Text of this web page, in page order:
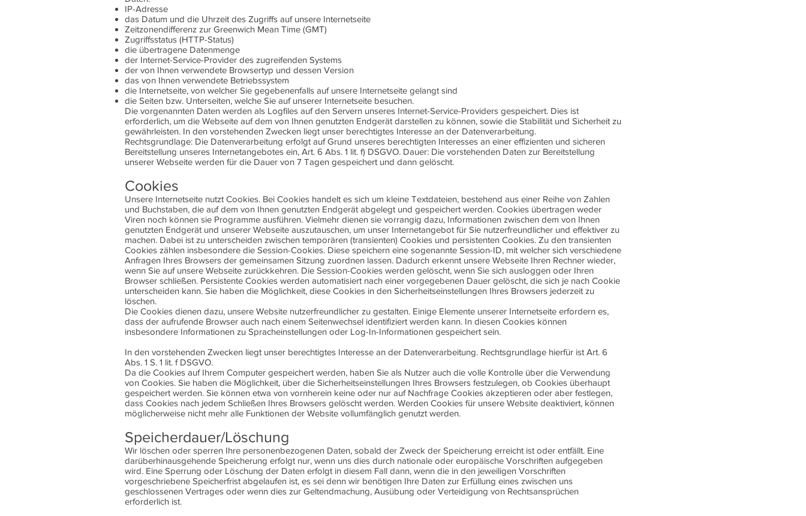
IP-Adresse
das Datum und die Uhrzeit des Zugriffs auf unsere Internetseite
Zeitzonendifferenz zur Greenwich Mean Time (GMT)
Zugriffsstatus (HTTP-Status)
die übertragene Datenmenge
der Internet-Service-Provider des zugreifenden Systems
der von Ihnen verwendete Browsertyp und dessen Version
das von Ihnen verwendete Betriebssystem
die Internetseite, von welcher Sie gegebenenfalls auf unsere Internetseite gelangt sind
die Seiten bzw. Unterseiten, welche Sie auf unserer Internetseite besuchen.
Die vorgenannten Daten werden als Logfiles auf den Servern unseres Internet-Service-Providers gespeichert. Dies ist
erforderlich, um die Webseite auf dem von Ihnen genutzten Endgerät darstellen zu können, sowie die Stabilität und Sicherheit zu
gewährleisten. In den vorstehenden Zwecken liegt unser berechtigtes Interesse an der Datenverarbeitung.
Rechtsgrundlage: Die Datenverarbeitung erfolgt auf Grund unseres berechtigten Interesses an einer effizienten und sicheren
Bereitstellung unseres Internetangebotes ein, Art. 6 Abs. 1 lit. f) DSGVO. Dauer: Die vorstehenden Daten zur Bereitstellung
unserer Webseite werden für die Dauer von 7 Tagen gespeichert und dann gelöscht.
Cookies
Unsere Internetseite nutzt Cookies. Bei Cookies handelt es sich um kleine Textdateien, bestehend aus einer Reihe von Zahlen
und Buchstaben, die auf dem von Ihnen genutzten Endgerät abgelegt und gespeichert werden. Cookies übertragen weder
Viren noch können sie Programme ausführen. Vielmehr dienen sie vorrangig dazu, Informationen zwischen dem von Ihnen
genutzten Endgerät und unserer Webseite auszutauschen, um unser Internetangebot für Sie nutzerfreundlicher und effektiver zu
machen. Dabei ist zu unterscheiden zwischen temporären (transienten) Cookies und persistenten Cookies. Zu den transienten
Cookies zählen insbesondere die Session-Cookies. Diese speichern eine sogenannte Session-ID, mit welcher sich verschiedene
Anfragen Ihres Browsers der gemeinsamen Sitzung zuordnen lassen. Dadurch erkennt unsere Webseite Ihren Rechner wieder,
wenn Sie auf unsere Webseite zurückkehren. Die Session-Cookies werden gelöscht, wenn Sie sich ausloggen oder Ihren
Browser schließen. Persistente Cookies werden automatisiert nach einer vorgegebenen Dauer gelöscht, die sich je nach Cookie
unterscheiden kann. Sie haben die Möglichkeit, diese Cookies in den Sicherheitseinstellungen Ihres Browsers jederzeit zu
löschen.
Die Cookies dienen dazu, unsere Website nutzerfreundlicher zu gestalten. Einige Elemente unserer Internetseite erfordern es,
dass der aufrufende Browser auch nach einem Seitenwechsel identifiziert werden kann. In diesen Cookies können
insbesondere Informationen zu Spracheinstellungen oder Log-In-Informationen gespeichert sein.
In den vorstehenden Zwecken liegt unser berechtigtes Interesse an der Datenverarbeitung. Rechtsgrundlage hierfür ist Art. 6
Abs. 1 S. 1 lit. f DSGVO.
Da die Cookies auf Ihrem Computer gespeichert werden, haben Sie als Nutzer auch die volle Kontrolle über die Verwendung
von Cookies. Sie haben die Möglichkeit, über die Sicherheitseinstellungen Ihres Browsers festzulegen, ob Cookies überhaupt
gespeichert werden. Sie können etwa von vornherein keine oder nur auf Nachfrage Cookies akzeptieren oder aber festlegen,
dass Cookies nach jedem Schließen Ihres Browsers gelöscht werden. Werden Cookies für unsere Website deaktiviert, können
möglicherweise nicht mehr alle Funktionen der Website vollumfänglich genutzt werden.
Speicherdauer/Löschung
Wir löschen oder sperren Ihre personenbezogenen Daten, sobald der Zweck der Speicherung erreicht ist oder entfällt. Eine
darüberhinausgehende Speicherung erfolgt nur, wenn uns dies durch nationale oder europäische Vorschriften aufgegeben
wird. Eine Sperrung oder Löschung der Daten erfolgt in diesem Fall dann, wenn die in den jeweiligen Vorschriften
vorgeschriebene Speicherfrist abgelaufen ist, es sei denn wir benötigen Ihre Daten zur Erfüllung eines zwischen uns
geschlossenen Vertrages oder wenn dies zur Geltendmachung, Ausübung oder Verteidigung von Rechtsansprüchen
erforderlich ist.